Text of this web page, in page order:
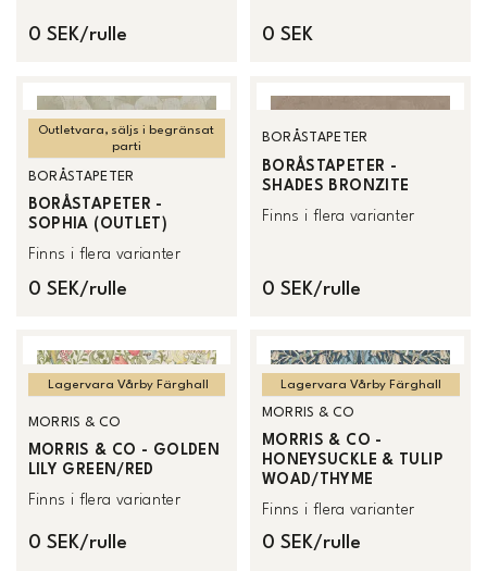
0 SEK/rulle 0 SEK
Outletvara, säljs i begränsat
parti
BORÅSTAPETER
BORÅSTAPETER -
SOPHIA (OUTLET)
Finns i flera varianter
0 SEK/rulle
BORÅSTAPETER
BORÅSTAPETER -
SHADES BRONZITE
Finns i flera varianter
0 SEK/rulle
Lagervara Vårby Färghall
MORRIS & CO
MORRIS & CO - GOLDEN
LILY GREEN/RED
Finns i flera varianter
0 SEK/rulle
Lagervara Vårby Färghall
MORRIS & CO
MORRIS & CO -
HONEYSUCKLE & TULIP
WOAD/THYME
Finns i flera varianter
0 SEK/rulle